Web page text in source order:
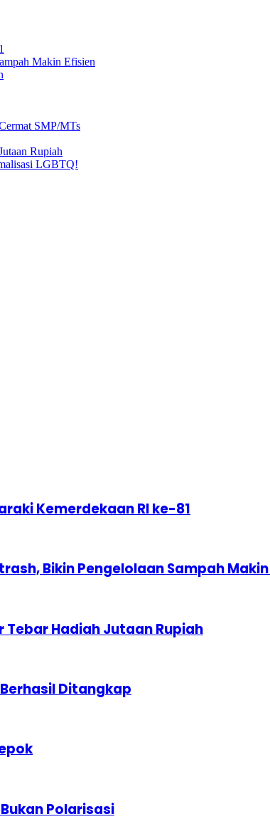
Makin Efisien
SMP/MTs
Rupiah
LGBTQ!
Kemerdekaan RI ke-81
Bikin Pengelolaan Sampah
Tebar Hadiah Jutaan Rupiah
Ditangkap
Polarisasi